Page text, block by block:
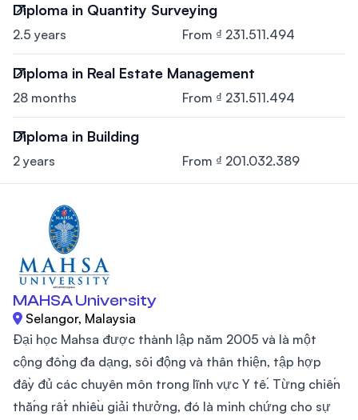
Diploma in Quantity Surveying
2.5 years From ₫ 231.511.494
Diploma in Real Estate Management
28 months From ₫ 231.511.494
Diploma in Building
2 years From ₫ 201.032.389
MAHSA University
Selangor, Malaysia
Đại học Mahsa được thành lập năm 2005 và là một
cộng đồng đa dạng, sôi động và thân thiện, tập hợp
đầy đủ các chuyên môn trong lĩnh vực Y tế. Từng chiến
thắng rất nhiều giải thưởng, đó là minh chứng cho sự